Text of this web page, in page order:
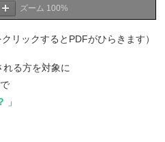
ズーム 100%
クリックするとPDFがひらきます）
れる方を対象に
」